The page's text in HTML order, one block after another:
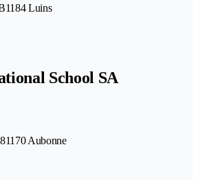
1184 Luins
School SA
1170 Aubonne